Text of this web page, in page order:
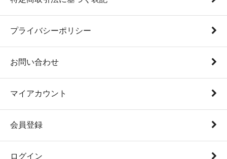
プライバシーポリシー
お問い合わせ
マイアカウント
会員登録
ログイン